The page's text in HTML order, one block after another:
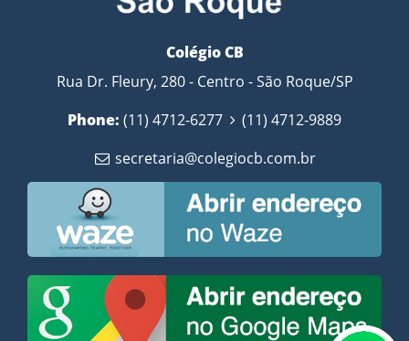
Colégio CB
Rua Dr. Fleury, 280 - Centro - São Roque/SP
Phone: (11) 4712-6277
(11) 4712-9889
secretaria@colegiocb.com.br